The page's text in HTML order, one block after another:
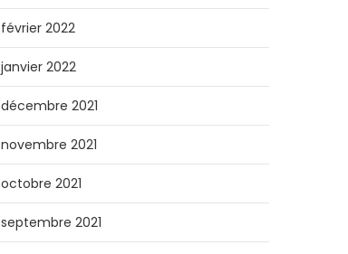
février 2022
janvier 2022
décembre 2021
novembre 2021
octobre 2021
septembre 2021